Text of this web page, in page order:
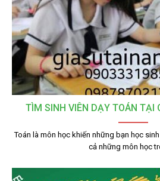
TÌM SINH VIÊN DẠY TOÁN TẠI
Toán là môn học khiến những bạn học
cả những môn học